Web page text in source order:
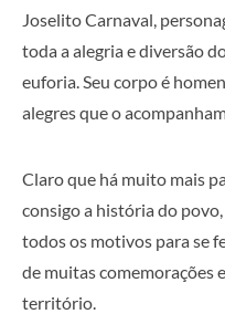
Joselito Carnaval,
toda a alegria e diversão
euforia. Seu corpo é
alegres que o
Claro que há muito mais
consigo a história do povo,
todos os motivos para se
de muitas comemorações
território.